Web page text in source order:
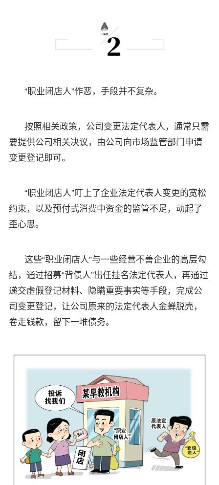
“职业闭店人”作恶，手段并不复杂。
按照相关政策，公司变更法定代表人，通常只需
要提供公司相关决议，由公司向市场监管部门申请
变更登记即可。
“职业闭店人”盯上了企业法定代表人变更的宽松
约束，以及预付式消费中资金的监管不足，动起了
歪心思。
这些“职业闭店人”与一些经营不善企业的高层勾
结，通过招募“背债人”出任挂名法定代表人，再通过
递交虚假登记材料、隐瞒重要事实等手段，完成公
司变更登记，让公司原来的法定代表人金蝉脱壳，
卷走钱款，留下一堆债务。